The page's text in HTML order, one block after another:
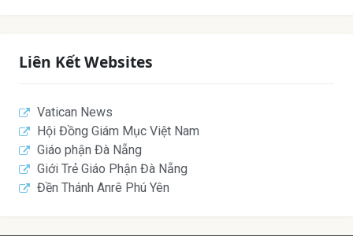
Liên Kết Websites
Vatican News
Hội Đồng Giám Mục Việt Nam
Giáo phận Đà Nẵng
Giới Trẻ Giáo Phận Đà Nẵng
Đền Thánh Anrê Phú Yên